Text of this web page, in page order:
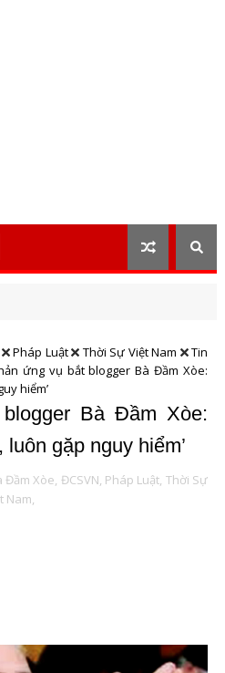
Pháp Luật Thời Sự Việt Nam
Tin
ứng vụ bắt blogger Bà Đầm Xòe:
hiểm’
Bà Đầm Xòe:
luôn gặp nguy hiểm’
Đầm Xòe, ĐCSVN, Pháp Luật, Thời Sự
Nam,